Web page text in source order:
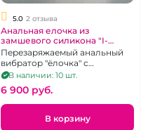
5.0 2 отзыва
Анальная елочка из
замшевого силикона "I-
Moon" длинная черная
перезаряжаемая на д\у
Перезаряжаемый анальный
вибратор "ёлочка" с
возможностью
дистанционного управления.
В наличии: 10 шт.
6 900 pуб.
В корзину